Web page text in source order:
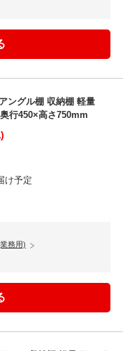
ングル棚 収納棚 軽量
行450×高さ750mm
け予定
務用)